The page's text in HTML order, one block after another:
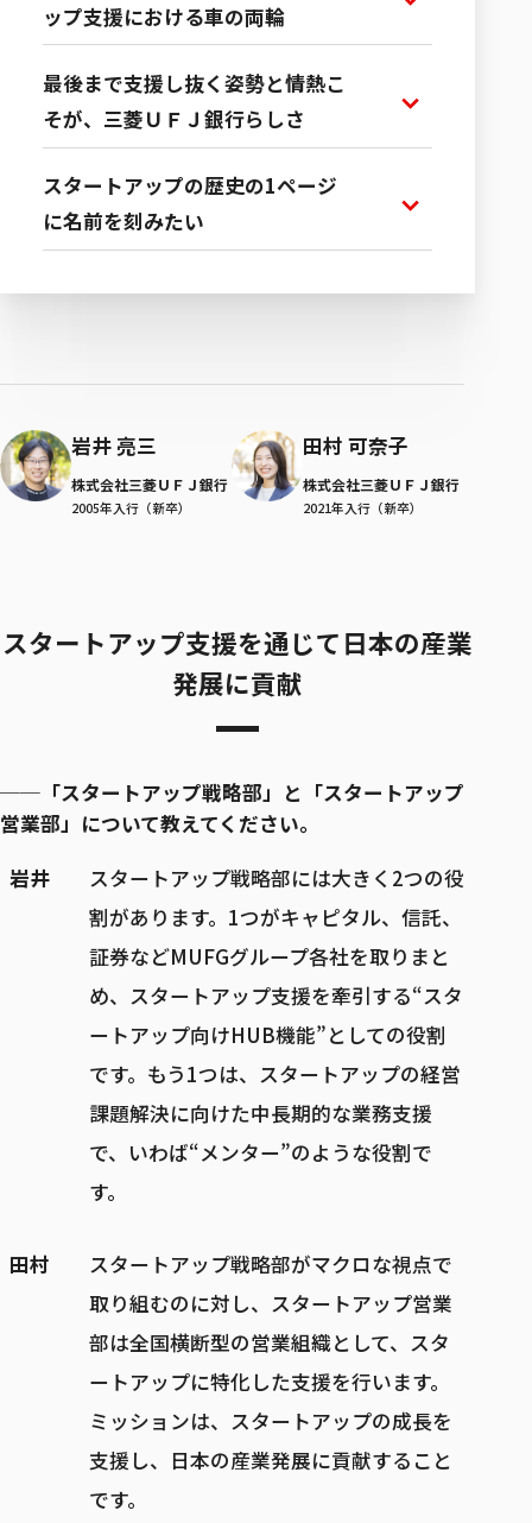
ップ支援における車の両輪
最後まで支援し抜く姿勢と情熱こ
そが、三菱ＵＦＪ銀行らしさ
スタートアップの歴史の1ページ
に名前を刻みたい
岩井 亮三
株式会社三菱ＵＦＪ銀行
2005年入行（新卒）
田村 可奈子
株式会社三菱ＵＦＪ銀行
2021年入行（新卒）
スタートアップ支援を通じて日本の産業
発展に貢献
──「スタートアップ戦略部」と「スタートアップ
営業部」について教えてください。
岩井
スタートアップ戦略部には大きく2つの役
割があります。1つがキャピタル、信託、
証券などMUFGグループ各社を取りまと
め、スタートアップ支援を牽引する“スタ
ートアップ向けHUB機能”としての役割
です。もう1つは、スタートアップの経営
課題解決に向けた中長期的な業務支援
で、いわば“メンター”のような役割で
す。
田村
スタートアップ戦略部がマクロな視点で
取り組むのに対し、スタートアップ営業
部は全国横断型の営業組織として、スタ
ートアップに特化した支援を行います。
ミッションは、スタートアップの成長を
支援し、日本の産業発展に貢献すること
です。